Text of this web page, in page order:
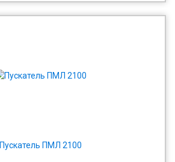
Пускатель ПМЛ 2100